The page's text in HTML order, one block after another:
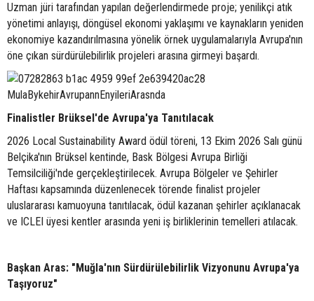
Uzman jüri tarafından yapılan değerlendirmede proje; yenilikçi atık
yönetimi anlayışı, döngüsel ekonomi yaklaşımı ve kaynakların yeniden
ekonomiye kazandırılmasına yönelik örnek uygulamalarıyla Avrupa'nın
öne çıkan sürdürülebilirlik projeleri arasına girmeyi başardı.
Finalistler Brüksel'de Avrupa'ya Tanıtılacak
2026 Local Sustainability Award ödül töreni, 13 Ekim 2026 Salı günü
Belçika'nın Brüksel kentinde, Bask Bölgesi Avrupa Birliği
Temsilciliği'nde gerçekleştirilecek. Avrupa Bölgeler ve Şehirler
Haftası kapsamında düzenlenecek törende finalist projeler
uluslararası kamuoyuna tanıtılacak, ödül kazanan şehirler açıklanacak
ve ICLEI üyesi kentler arasında yeni iş birliklerinin temelleri atılacak.
Başkan Aras: "Muğla'nın Sürdürülebilirlik Vizyonunu Avrupa'ya
Taşıyoruz"